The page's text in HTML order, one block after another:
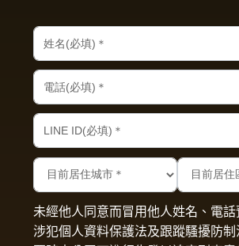
未經他人同意而冒用他人姓名、電
涉犯個人資料保護法及跟蹤騷擾防